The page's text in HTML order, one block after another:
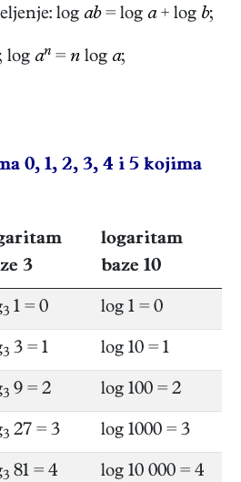
log ab= log a+ log b;
log an = n log a;
0, 1, 2, 3, 4 i 5 kojima
3
logaritam
baze 10
3 1 = 0 log 1 = 0
3 3 = 1 log 10 = 1
3 9 = 2 log 100 = 2
3 27 = 3 log 1000 = 3
3 81 = 4 log 10 000 = 4